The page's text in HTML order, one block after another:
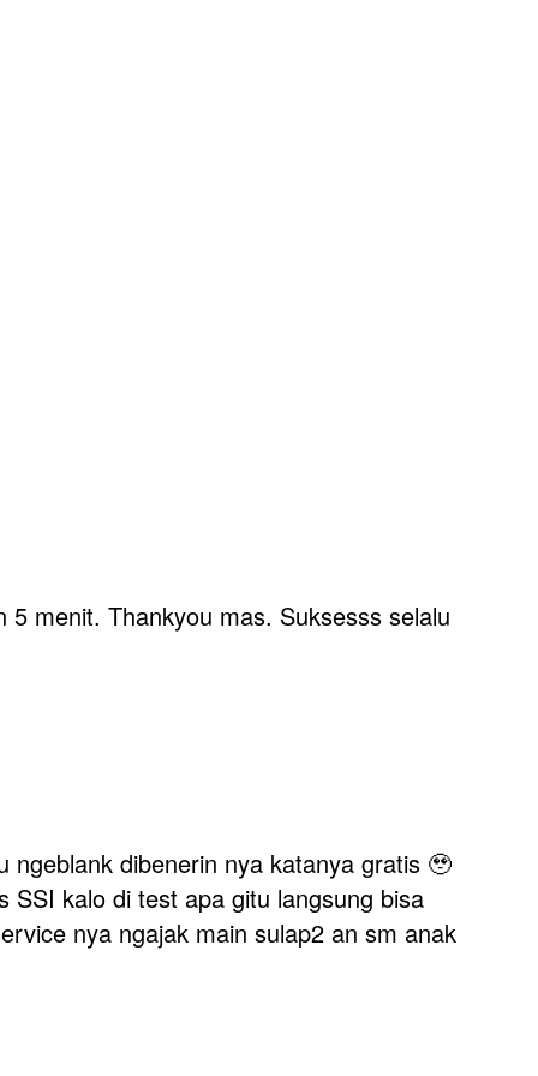
menit. Thankyou mas. Suksesss selalu
dibenerin nya katanya gratis 🥹
SSI kalo di test apa gitu langsung bisa
nya ngajak main sulap2 an sm anak